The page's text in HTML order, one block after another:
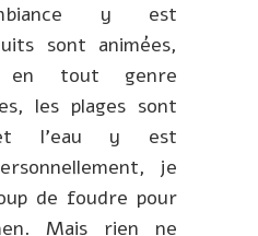
y est
sont animées,
en tout genre
les plages sont
l’eau y est
je
de foudre pour
Mais rien ne